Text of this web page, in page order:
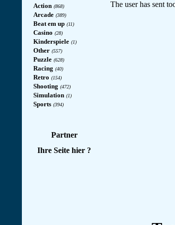
Action (868)
Arcade (389)
Beat em up (11)
Casino (28)
Kinderspiele (1)
Other (557)
Puzzle (628)
Racing (40)
Retro (154)
Shooting (472)
Simulation (1)
Sports (394)
Partner
Ihre Seite hier ?